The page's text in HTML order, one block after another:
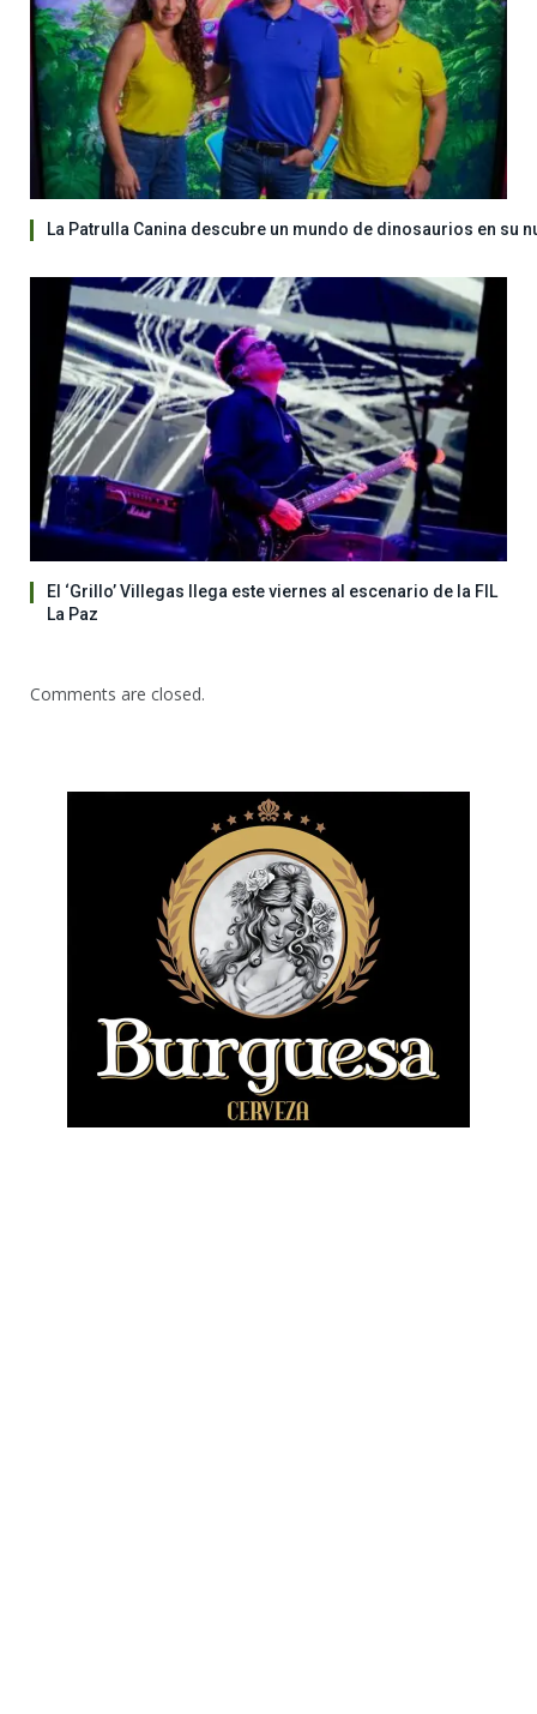
La Patrulla Canina descubre un mundo de dinosaurios en su
El ‘Grillo’ Villegas llega este viernes al escenario de la FIL
La Paz
Comments are closed.